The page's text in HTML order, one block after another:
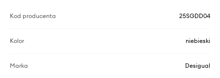
Kod producenta 25SGDD04
Kolor niebieski
Marka Desigual